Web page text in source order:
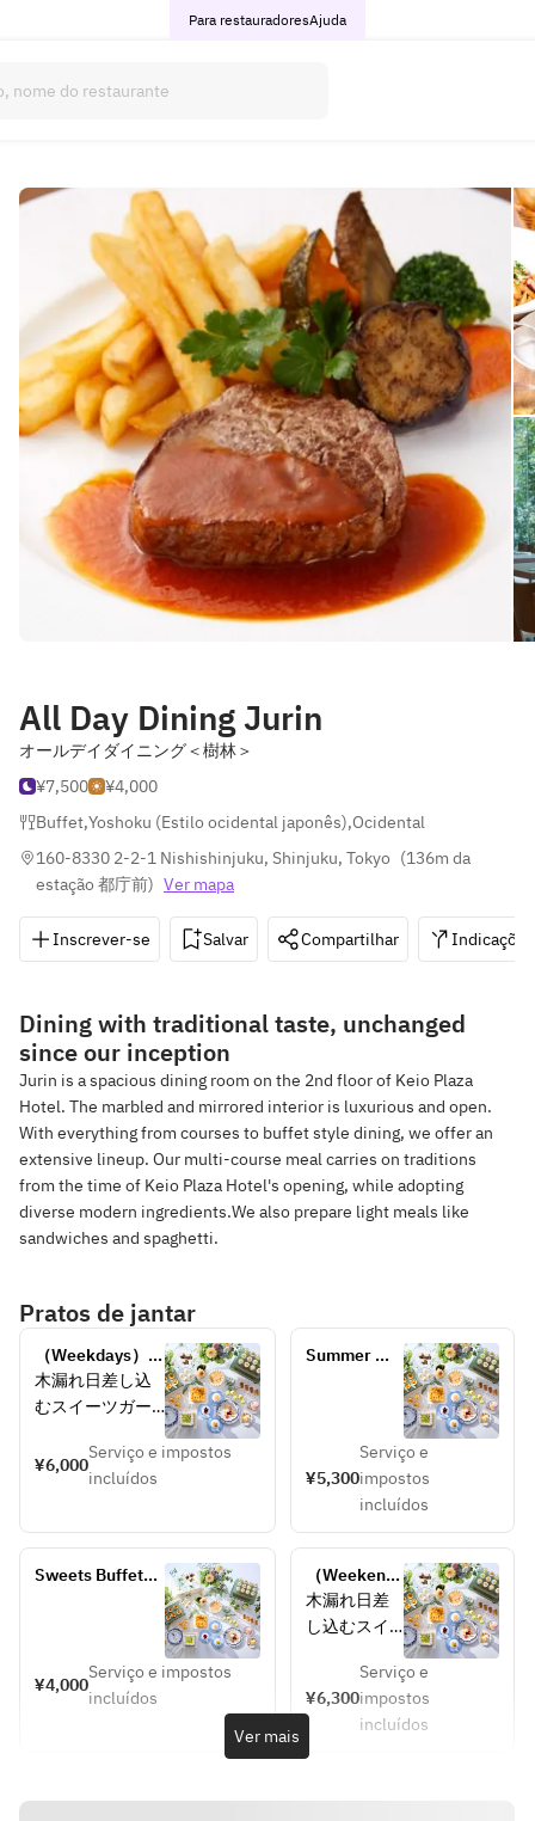
Para restauradoresAjuda
All Day Dining Jurin
オールデイダイニング＜樹林＞
¥7,500
¥4,000
Buffet,Yoshoku (Estilo ocidental japonês),Ocidental
160-8330 2-2-1 Nishishinjuku, Shinjuku, Tokyo (136m da
estação 都庁前) Ver mapa
Inscrever-se Salvar Compartilhar Indicações
Dining with traditional taste, unchanged
since our inception
Jurin is a spacious dining room on the 2nd floor of Keio Plaza
Hotel. The marbled and mirrored interior is luxurious and open.
With everything from courses to buffet style dining, we offer an
extensive lineup. Our multi-course meal carries on traditions
from the time of Keio Plaza Hotel's opening, while adopting
diverse modern ingredients.We also prepare light meals like
sandwiches and spaghetti.
Pratos de jantar
（Weekdays）
Summer Sweets
Buffet  Adults
木漏れ日差し込
むスイーツガー
実に囲まれた幸
せのひととき
パティシエ特製
の進化系かき氷
します。
¥6,000
Serviço e impostos
incluídos
Summer
5,300 yen
Weekday
Student
¥5,300
Serviço e
impostos
incluídos
Sweets Buffet
¥4,000
Serviço e impostos
incluídos
（Weekends
&
Holidays）
Sweets
Buffet
Adults
木漏れ日差
し込むスイ
ンで、夏の
果実に囲ま
れた幸せの
ひととき
¥6,300
Serviço e
impostos
incluídos
Ver mais